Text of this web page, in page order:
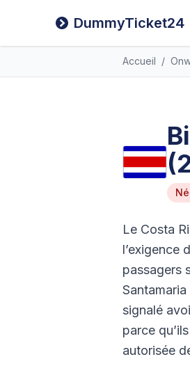
DummyTicket24
Accueil /
Le Costa
l’exigence
passagers
signalé
parce
autorisée